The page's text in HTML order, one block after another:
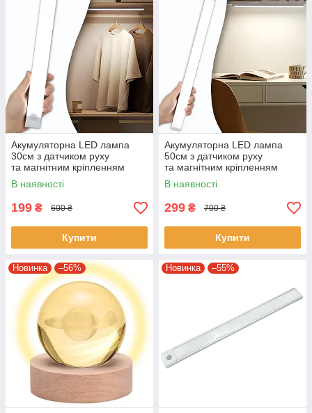
Акумуляторна LED лампа
30см з датчиком руху
та магнітним кріпленням
В наявності
199 ₴ 600 ₴
Купити
Акумуляторна LED лампа
50см з датчиком руху
та магнітним кріпленням
В наявності
299 ₴ 700 ₴
Купити
Новинка –56% Новинка –55%